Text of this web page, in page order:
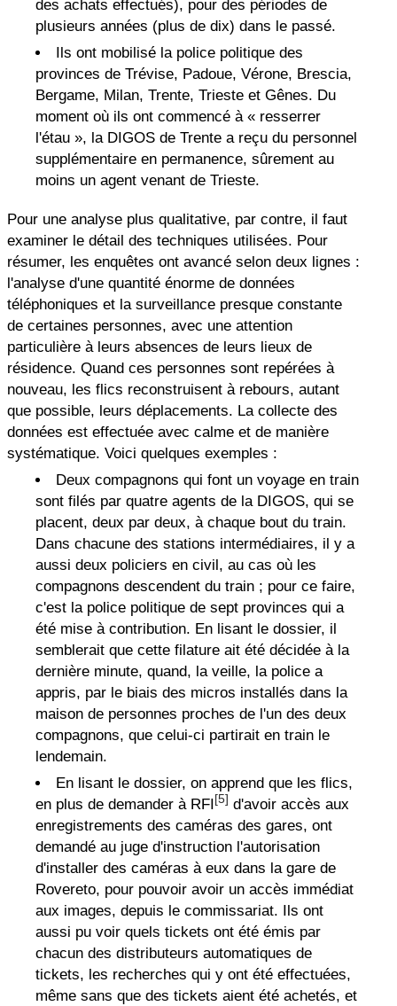
des achats effectués), pour des périodes de
plusieurs années (plus de dix) dans le passé.
Ils ont mobilisé la police politique des
provinces de Trévise, Padoue, Vérone, Brescia,
Bergame, Milan, Trente, Trieste et Gênes. Du
moment où ils ont commencé à « resserrer
l'étau », la DIGOS de Trente a reçu du personnel
supplémentaire en permanence, sûrement au
moins un agent venant de Trieste.
Pour une analyse plus qualitative, par contre, il faut
examiner le détail des techniques utilisées. Pour
résumer, les enquêtes ont avancé selon deux lignes :
l'analyse d'une quantité énorme de données
téléphoniques et la surveillance presque constante
de certaines personnes, avec une attention
particulière à leurs absences de leurs lieux de
résidence. Quand ces personnes sont repérées à
nouveau, les flics reconstruisent à rebours, autant
que possible, leurs déplacements. La collecte des
données est effectuée avec calme et de manière
systématique. Voici quelques exemples :
Deux compagnons qui font un voyage en train
sont filés par quatre agents de la DIGOS, qui se
placent, deux par deux, à chaque bout du train.
Dans chacune des stations intermédiaires, il y a
aussi deux policiers en civil, au cas où les
compagnons descendent du train ; pour ce faire,
c'est la police politique de sept provinces qui a
été mise à contribution. En lisant le dossier, il
semblerait que cette filature ait été décidée à la
dernière minute, quand, la veille, la police a
appris, par le biais des micros installés dans la
maison de personnes proches de l'un des deux
compagnons, que celui-ci partirait en train le
lendemain.
En lisant le dossier, on apprend que les flics,
en plus de demander à RFI [5] d'avoir accès aux
enregistrements des caméras des gares, ont
demandé au juge d'instruction l'autorisation
d'installer des caméras à eux dans la gare de
Rovereto, pour pouvoir avoir un accès immédiat
aux images, depuis le commissariat. Ils ont
aussi pu voir quels tickets ont été émis par
chacun des distributeurs automatiques de
tickets, les recherches qui y ont été effectuées,
même sans que des tickets aient été achetés, et